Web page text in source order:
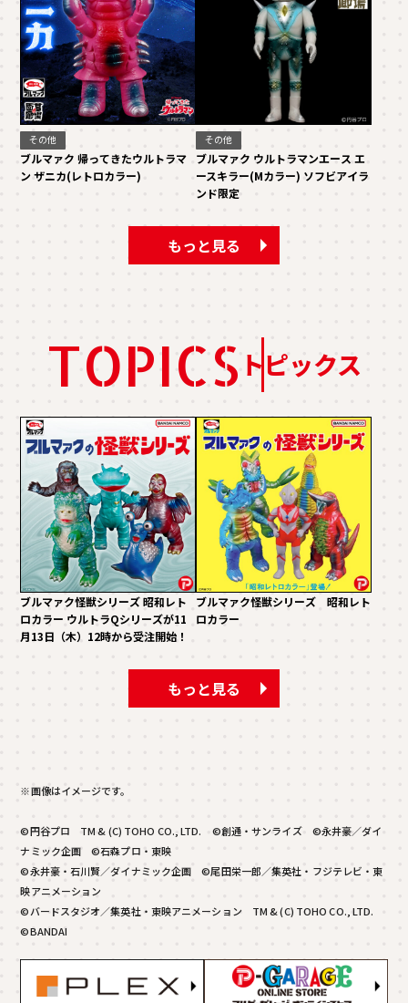
その他
ブルマァク 帰ってきたウルトラマ
ン ザニカ(レトロカラー)
その他
ブルマァク ウルトラマンエース エ
ースキラー(Mカラー) ソフビアイラ
ンド限定
もっと見る
TOPICS トピックス
ブルマァク怪獣シリーズ 昭和レト
ロカラー ウルトラQシリーズが11
月13日（木）12時から受注開始！
ブルマァク怪獣シリーズ 昭和レト
ロカラー
もっと見る
※画像はイメージです。
©円谷プロ TM & (C) TOHO CO., LTD. ©創通・サンライズ ©永井豪／ダイ
ナミック企画 ©石森プロ・東映
©永井豪・石川賢／ダイナミック企画 ©尾田栄一郎／集英社・フジテレビ・東
映アニメーション
©バードスタジオ／集英社・東映アニメーション TM & (C) TOHO CO., LTD.
©BANDAI